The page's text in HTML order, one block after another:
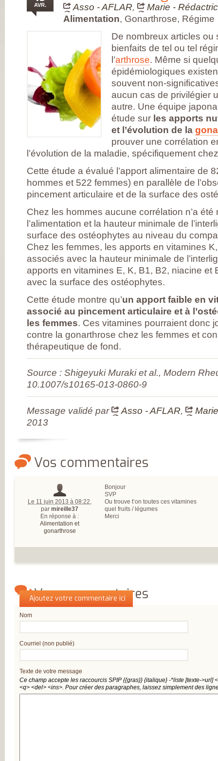
FRANÇAISE
(CESPHARM)
COFEMER
ENSEIGNANTS
MÉDECINE
ET DE
RÉADAPTATION
CONSEIL
DES
THERMAUX
FRANCE
RHUMATISMES
CONSEIL
DE L’ORDRE DES
MASSEURS-
INSTITUT UPSA
LA DOULEUR
ORDRE
DES PÉDICURES-
PODOLOGUES
SOCIÉTÉ
PHYSIQUE ET DE
RÉADAPTATION
SOCIÉTÉ
DE CHIRURGIE
SOCIÉTÉ
DE
SYNDICAT
DES MÉDECINS
NOS
PIERRE FABRE
CHAINE
DU SOLEIL
LABORATOIRES
GENEVRIER
ROTTAPHARM
MADAUS
PLATEFORME E-
SANTÉ SANOIA
EMPATIENT
NOS ACTIONS EN
2012 ET 2013
LES ETATS
9 CHAMPS
PRIORITAIRES
EVALUER LES 80
PROPOSITIONS
LA RECHERCHE
EN MARCHE
RISQUES
DOULEUR ET
ARTHROSE
RESTEZ
MESUREZ
DOULEUR
ENQUÊTE SUR
L’ARTHROSE
AVR. Asso - AFLAR,
Marie -
Alimentation, Gonarthrose, Régime
De nombreux articles ou
bienfaits de tel ou tel
l’arthrose. Même si
épidémiologiques
souvent non-
aucun cas de privilégier
autre. Une équipe
étude sur les apports
et l’évolution de la
prouver une corrélation
l’évolution de la maladie, spécifiquement
Cette étude a évalué l’apport alimentaire de
hommes et 522 femmes) en parallèle de
pincement articulaire et de la surface des
Chez les hommes aucune corrélation n’a
l’alimentation et la hauteur minimale de
surface des ostéophytes au niveau du
Chez les femmes, les apports en vitamines
associés avec la hauteur minimale de
apports en vitamines E, K, B1, B2, niacine et
avec la surface des ostéophytes.
Cette étude montre qu’un apport faible en
associé au pincement articulaire et à
les femmes. Ces vitamines pourraient donc
contre la gonarthrose chez les femmes et
thérapeutique de fond.
Source : Shigeyuki Muraki et al., Modern
10.1007/s10165-013-0860-9
Message validé par Asso - AFLAR,
2013
Vos commentaires
Le 11 juin 2013 à 08:22,
par mireille37
En réponse à :
Alimentation et
gonarthrose
Bonjour
SVP
Ou trouve t’on toutes ces vitamines
quel fruits / légumes
Merci
Vos commentaires
Qui êtes-vous ?
Nom
Courriel (non publié)
Ajoutez votre commentaire ici
Texte de votre message
Ce champ accepte les raccourcis SPIP {{gras}} {italique} -*liste [texte->url]
<q> <del> <ins>. Pour créer des paragraphes, laissez simplement des